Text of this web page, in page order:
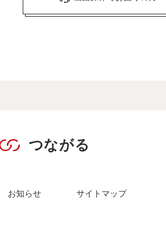
つながる
お知らせ サイトマップ